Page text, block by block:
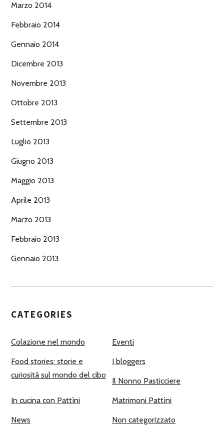
Marzo 2014
Febbraio 2014
Gennaio 2014
Dicembre 2013
Novembre 2013
Ottobre 2013
Settembre 2013
Luglio 2013
Giugno 2013
Maggio 2013
Aprile 2013
Marzo 2013
Febbraio 2013
Gennaio 2013
CATEGORIES
Colazione nel mondo Eventi
Food stories: storie e
curiosità sul mondo del cibo
I bloggers
Il Nonno Pasticciere
In cucina con Pattìni Matrimoni Pattìni
News Non categorizzato